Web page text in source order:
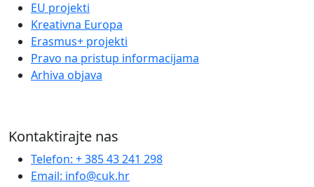
EU projekti
Kreativna Europa
Erasmus+ projekti
​​​​​​​Pravo na pristup informacijama
Arhiva objava
Kontaktirajte nas
Telefon: + 385 43 241 298
Email: info@cuk.hr